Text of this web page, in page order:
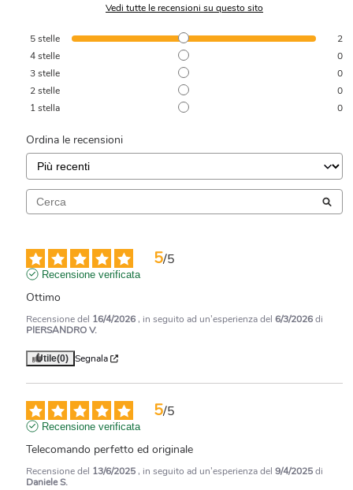
Vedi tutte le recensioni su questo sito
5stelle
2
4stelle
0
3stelle
0
2stelle
0
1stella 0
Ordina le recensioni
5/5
Recensione verificata
Ottimo
Recensione del 16/4/2026 , in seguito ad un'esperienza del 6/3/2026di
PIERSANDRO V.
Utile(0) Segnala
5/5
Recensione verificata
Telecomando perfetto ed originale
Recensione del 13/6/2025 , in seguito ad un'esperienza del 9/4/2025di
Daniele S.